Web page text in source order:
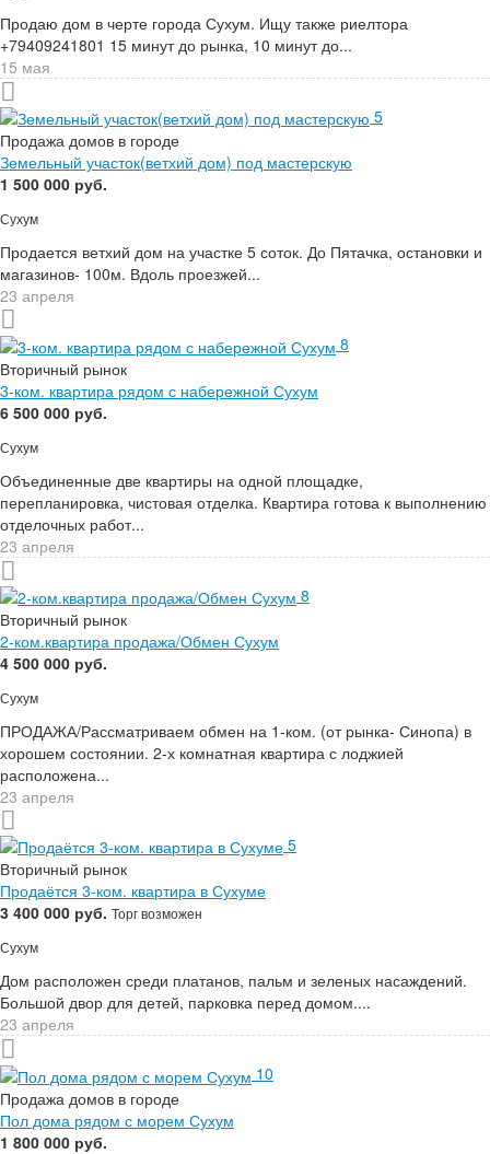
Продаю дом в черте города Сухум. Ищу также риелтора
+79409241801 15 минут до рынка, 10 минут до...
15 мая
5
Продажа домов в городе
Земельный участок(ветхий дом) под мастерскую
1 500 000 руб.
Сухум
Продается ветхий дом на участке 5 соток. До Пятачка, остановки и
магазинов- 100м. Вдоль проезжей...
23 апреля
8
Вторичный рынок
3-ком. квартира рядом с набережной Сухум
6 500 000 руб.
Сухум
Объединенные две квартиры на одной площадке,
перепланировка, чистовая отделка. Квартира готова к выполнению
отделочных работ...
23 апреля
8
Вторичный рынок
2-ком.квартира продажа/Обмен Сухум
4 500 000 руб.
Сухум
ПРОДАЖА/Рассматриваем обмен на 1-ком. (от рынка- Синопа) в
хорошем состоянии. 2-х комнатная квартира с лоджией
расположена...
23 апреля
5
Вторичный рынок
Продаётся 3-ком. квартира в Сухуме
3 400 000 руб. Торг возможен
Сухум
Дом расположен среди платанов, пальм и зеленых насаждений.
Большой двор для детей, парковка перед домом....
23 апреля
10
Продажа домов в городе
Пол дома рядом с морем Сухум
1 800 000 руб.